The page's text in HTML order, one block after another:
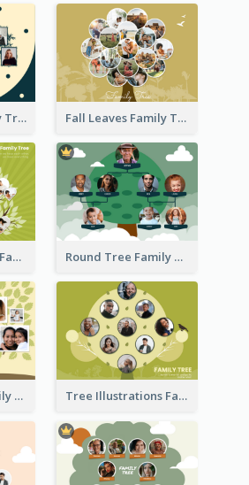
Illustrated Family Tree Fall Leaves Family Tree
Tree And Hearts Family Tree Round Tree Family Tree
Tree Leaves Family Tree Collage Tree Illustrations Family Tree